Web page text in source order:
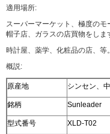
適用場所:
スーパーマーケット、極度のモ
帽子店、ガラスの店買物をしま
時計屋、薬学、化粧品の店、等。
概説:
原産地 シンセン、
銘柄 Sunleader
型式番号 XLD-T02